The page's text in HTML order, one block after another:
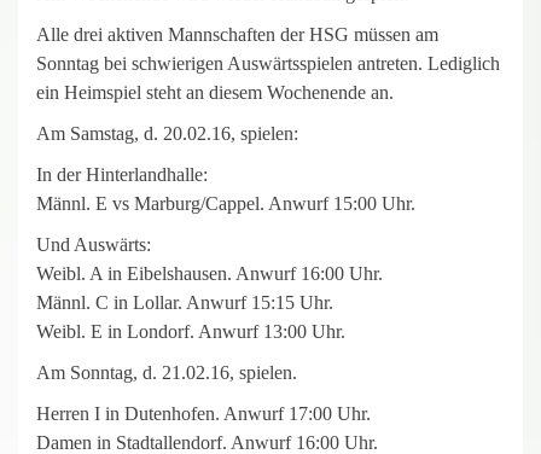
Alle drei aktiven Mannschaften der HSG müssen am
Sonntag bei schwierigen Auswärtsspielen antreten. Lediglich
ein Heimspiel steht an diesem Wochenende an.
Am Samstag, d. 20.02.16, spielen:
In der Hinterlandhalle:
Männl. E vs Marburg/Cappel. Anwurf 15:00 Uhr.
Und Auswärts:
Weibl. A in Eibelshausen. Anwurf 16:00 Uhr.
Männl. C in Lollar. Anwurf 15:15 Uhr.
Weibl. E in Londorf. Anwurf 13:00 Uhr.
Am Sonntag, d. 21.02.16, spielen.
Herren I in Dutenhofen. Anwurf 17:00 Uhr.
Damen in Stadtallendorf. Anwurf 16:00 Uhr.